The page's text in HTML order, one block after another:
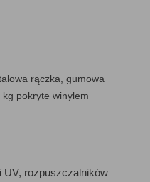
rączka, gumowa
kg pokryte winylem
UV, rozpuszczalników